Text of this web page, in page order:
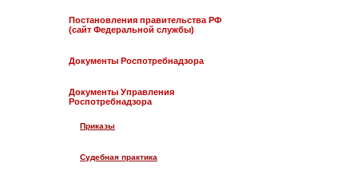
Постановления правительства РФ
(сайт Федеральной службы)
Документы Роспотребнадзора
Документы Управления
Роспотребнадзора
Приказы
Судебная практика